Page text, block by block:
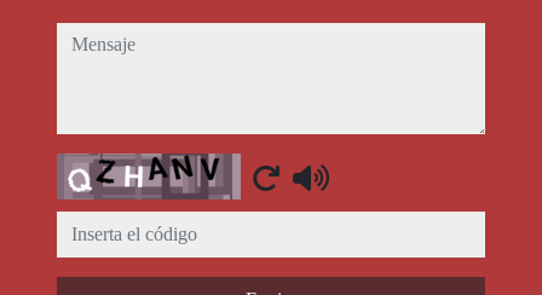
mensaje
Captcha